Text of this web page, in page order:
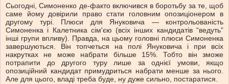
Сьогодні, Симоненко де-факто включився в боротьбу за те, щоб
саме йому довірили право стати головним опозиціонером в
другому турі. Плюси для Януковича — контрольованість
Симоненка і Калетника сім'єю (всіх інших кандидатів “ведуть”
інші групи впливу). Правда, на цьому головні плюси Симоненка
завершуються. Він топчеться на полі Януковича і при всіх
накрутках не може набрати більше 15%. Тобто він зможе
потрапити до другого туру лише за однієї умови, якщо
опозиційний кандидат примудриться набрати менше за нього.
Але для цього, владі треба буде, ну дуже сильно, постаратися.